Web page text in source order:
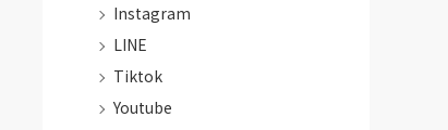
Instagram
LINE
Tiktok
Youtube